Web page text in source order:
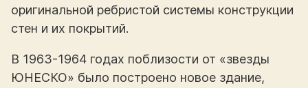
оригинальной ребристой системы конструкции
стен и их покрытий.
В 1963-1964 годах поблизости от «звезды
ЮНЕСКО» было построено новое здание,